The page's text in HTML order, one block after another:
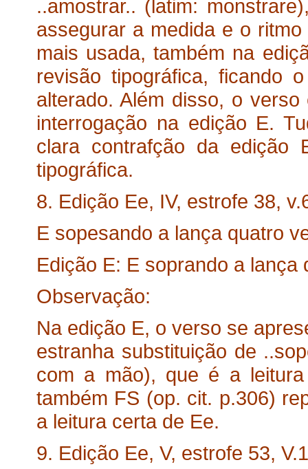
..amostrar.. (latim:
assegurar a medida e o
mais usada, também na
revisão tipográfica, ficando
alterado. Além disso, o
interrogação na edição E.
clara contrafção da edição
tipográfica.
8. Edição Ee, IV, estrofe 38,
E sopesando a lança quatro
Edição E: E soprando a lança
Observação:
Na edição E, o verso se
estranha substituição de
com a mão), que é a
também FS (op. cit. p.306)
a leitura certa de Ee.
9. Edição Ee, V, estrofe 53,